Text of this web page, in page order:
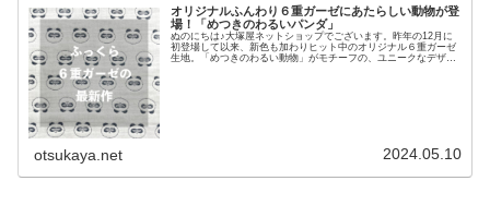
オリジナルふんわり６重ガーゼにあたらしい動物が登
場！「めつきのわるいパンダ」
ぬのにちは♪大塚屋ネットショップでございます。昨年の12月に
初登場して以来、新色も加わりヒット中のオリジナル６重ガーゼ
生地。「めつきのわるい動物」がモチーフの、ユニークなデザイ
otsukaya.net 2024.05.10